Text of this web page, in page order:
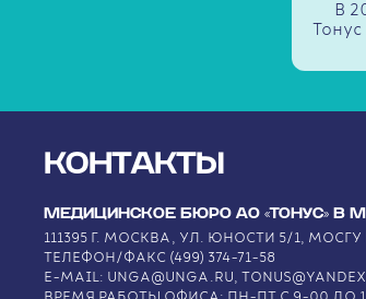
В
КОНТАКТЫ
МЕДИЦИНСКОЕ БЮРО АО «ТОНУС» В
111395 Г. МОСКВА, УЛ. ЮНОСТИ 5/1,
ТЕЛЕФОН/ФАКС (499) 374-71-58
E-MAIL: UNGA@UNGA.RU,